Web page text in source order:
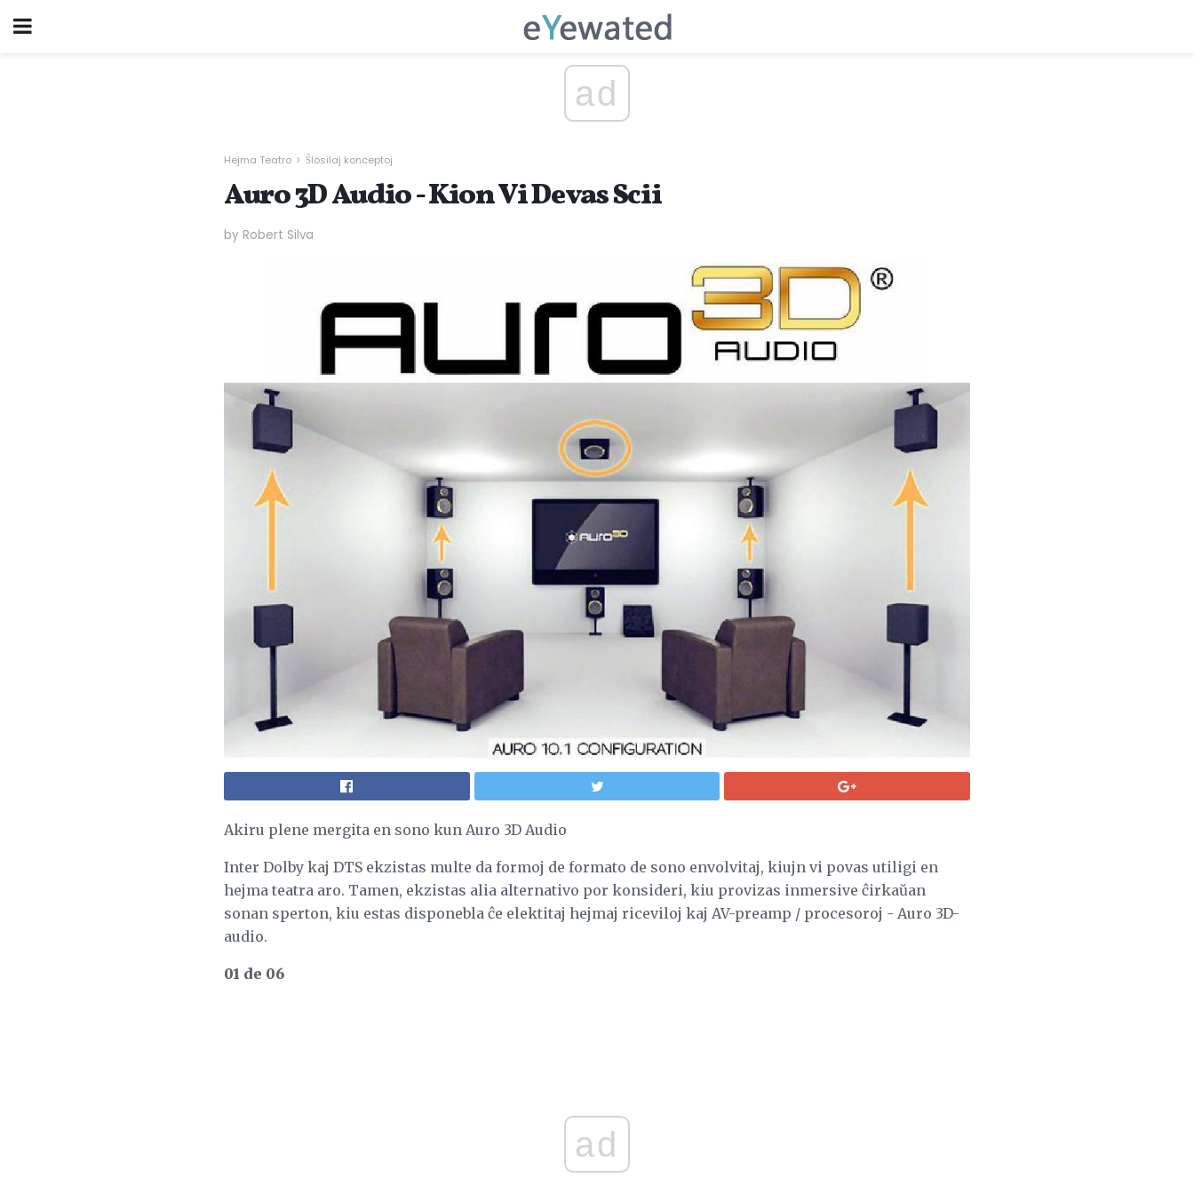
ad
Hejma Teatro Ŝlosilaj konceptoj
Auro 3D Audio - Kion Vi Devas Scii
by Robert Silva
Akiru plene mergita en sono kun Auro 3D Audio
Inter Dolby kaj DTS ekzistas multe da formoj de formato de sono envolvitaj, kiujn vi povas utiligi en
hejma teatra aro. Tamen, ekzistas alia alternativo por konsideri, kiu provizas inmersive ĉirkaŭan
sonan sperton, kiu estas disponebla ĉe elektitaj hejmaj riceviloj kaj AV-preamp / procesoroj - Auro 3D-
audio.
01 de 06
ad